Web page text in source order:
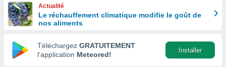
en
Actualité
Le réchauffement climatique modifie le goût de
nos aliments
Téléchargez GRATUITEMENT
l’application Meteored!
Installer